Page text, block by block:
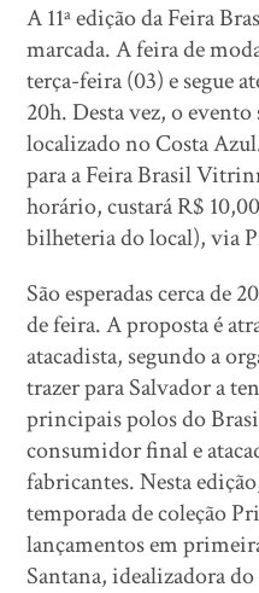
A 11ª edição da Feira
marcada. A feira de
terça-feira (03) e segue
20h. Desta vez, o
localizado no Costa Azul.
para a Feira Brasil
horário, custará R$
bilheteria do local), via
São esperadas cerca de
de feira. A proposta é
atacadista, segundo a
trazer para Salvador a
principais polos do
consumidor final e
fabricantes. Nesta
temporada de coleção
lançamentos em
Santana, idealizadora